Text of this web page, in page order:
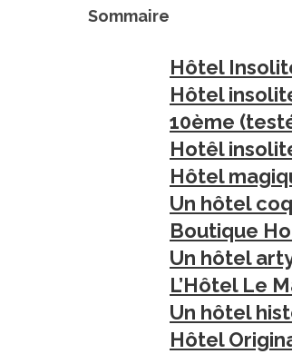
Sommaire
Hôtel
Hôtel
10ème
Hotêl
Hôtel
Un hôtel
Boutique
Un hôtel
L’Hôtel Le
Un hôtel
Hôtel
S
e
a
r
c
h
f
o
r
: